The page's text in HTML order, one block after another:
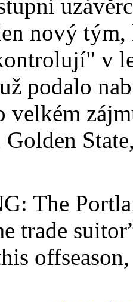
nový
v
podalo
velkém
The
trade